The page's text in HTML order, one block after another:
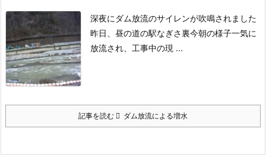
深夜にダム放流のサイレンが吹鳴されました
昨日、昼の道の駅なぎさ裏今朝の様子一気に
放流され、工事中の現 ...
記事を読む ダム放流による増水